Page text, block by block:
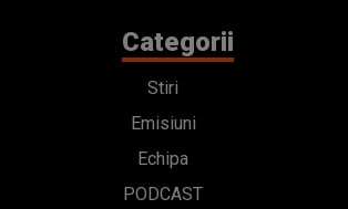
Categorii
Stiri
Emisiuni
Echipa
PODCAST